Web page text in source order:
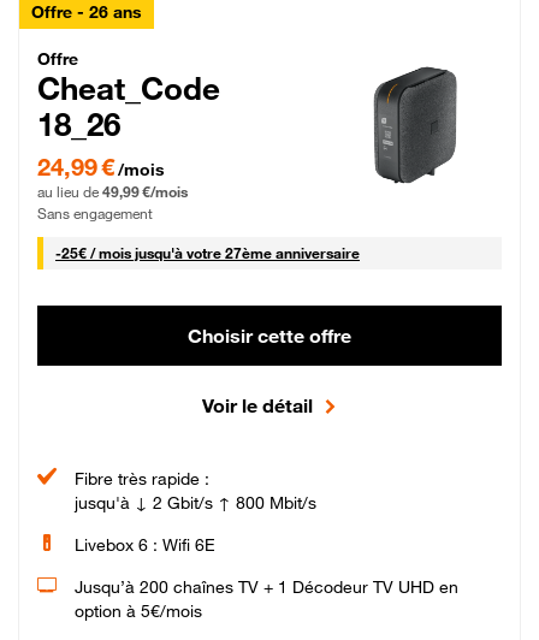
Offre - 26 ans
Cheat_Code Fibre_18_26
Offre
Cheat_Code
18_26
24,99 € par mois pendant 0 mois puis 49,99 € par mois, Sans engagement
24,99 €/mois
au lieu de 49,99 €/mois
Sans engagement
-25€ / mois25 € par mois
jusqu'à votre 27ème anniversaire
Choisir cette offre
Voir le détail
Fibre très rapide :
jusqu'à ↓ 2 Gbit/s ↑ 800 Mbit/s
Livebox 6 : Wifi 6E
Jusqu’à 200 chaînes TV + 1 Décodeur TV UHD en
option à 5€/mois